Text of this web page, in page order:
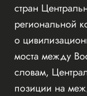
стран
региональной
о
моста между
словам,
позиции на